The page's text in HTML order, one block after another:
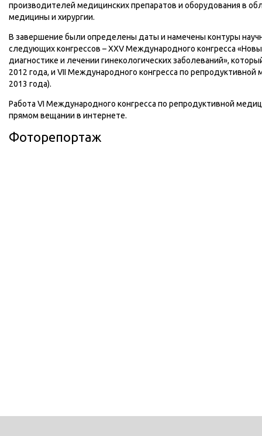
производителей медицинских препаратов и оборудования в
медицины и хирургии.
В завершение были определены даты и намечены контуры
следующих конгрессов – XXV Международного конгресса
диагностике и лечении гинекологических заболеваний»,
2012 года, и VII Международного конгресса по репродуктивной
2013 года).
Работа VI Международного конгресса по репродуктивной
прямом вещании в интернете.
Фоторепортаж